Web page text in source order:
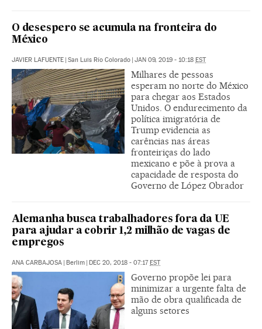
O desespero se acumula na fronteira do
México
JAVIER LAFUENTE | San Luis Río Colorado | JAN 09, 2019 - 10:18 EST
Milhares de pessoas
esperam no norte do México
para chegar aos Estados
Unidos. O endurecimento da
política imigratória de
Trump evidencia as
carências nas áreas
fronteiriças do lado
mexicano e põe à prova a
capacidade de resposta do
Governo de López Obrador
Alemanha busca trabalhadores fora da UE
para ajudar a cobrir 1,2 milhão de vagas de
empregos
ANA CARBAJOSA | Berlim | DEC 20, 2018 - 07:17EST
Governo propõe lei para
minimizar a urgente falta de
mão de obra qualificada de
alguns setores